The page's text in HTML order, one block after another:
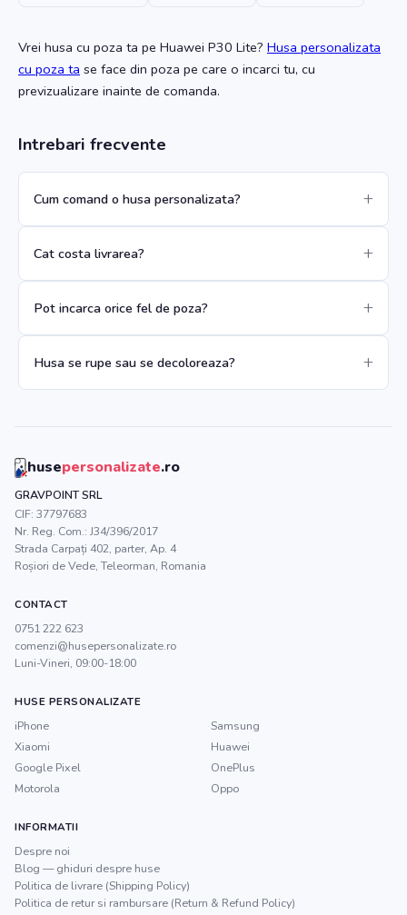
Vrei husa cu poza ta pe Huawei P30 Lite? Husa personalizata
cu poza ta se face din poza pe care o incarci tu, cu
previzualizare inainte de comanda.
Intrebari frecvente
Cum comand o husa personalizata?
Cat costa livrarea?
Pot incarca orice fel de poza?
Husa se rupe sau se decoloreaza?
husepersonalizate.ro
GRAVPOINT SRL
CIF: 37797683
Nr. Reg. Com.: J34/396/2017
Strada Carpați 402, parter, Ap. 4
Roșiori de Vede,Teleorman, Romania
CONTACT
0751 222 623
comenzi@husepersonalizate.ro
Luni-Vineri, 09:00-18:00
HUSE PERSONALIZATE
iPhone
Samsung
Xiaomi
Huawei
Google Pixel
OnePlus
Motorola
Oppo
INFORMATII
Despre noi
Blog — ghiduri despre huse
Politica de livrare (Shipping Policy)
Politica de retur si rambursare (Return & Refund Policy)